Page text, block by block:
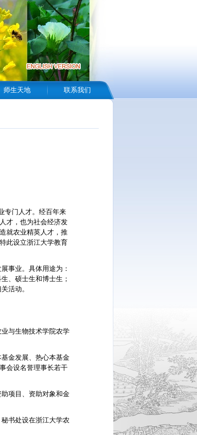
师生天地 联系我们
专门人才。经百年来
才，也为社会经济发
就农业精英人才，推
此设立浙江大学教育
事业。具体用途为：
、硕士生和博士生；
活动。
与生物技术学院农学
金发展、热心本基金
会设名誉理事长若干
项目、资助对象和金
书处设在浙江大学农